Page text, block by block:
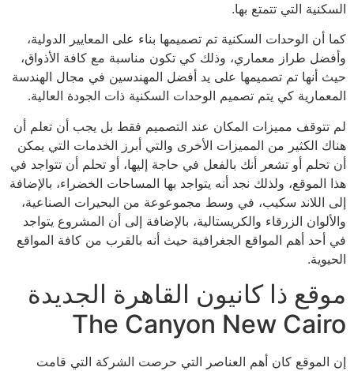
السكنية التي تتمتع بها.
كما أن الوحدات السكنية تم تصميمها بناء على المعايير الدولية،
وأفضل طراز معماري، وذلك كي تكون مناسبة مع كافة الأذواق،
حيث أنها تم تصميمها على يد أفضل المهندسين في مجال الهندسة
المعمارية كي يتم تصميم الوحدات السكنية ذات الجودة العالية.
لم تتوقف مميزات المكان عند التصميم فقط بل يجب أن تعلم أن
هناك الكثير من المميزات الأخرى والتي أبرز الخدمات التي يمكن
أن تحلم أو تشعر أنك بالفعل في حاجة إليها، أو تحلم أن تتواجد في
هذا الموقع، ولذلك نجد أنه يتواجد بها المساحات الخضراء، بالإضافة
إلى اللاند سكيب، في وسط مجموعوعة من البحيرات الصناعية،
والألوان الزرقاء والكريستالية، بالإضافة إلى أن المشروع يتواجد
في أحد أهم المواقع الجغرافية حيث أنه بالقرب من كافة المواقع
الحيوية.
موقع ذا كانيون القاهرة الجديدة
The Canyon New Cairo
إن الموقع كان أهم العناصر التي حرصت الشركة التي قامت